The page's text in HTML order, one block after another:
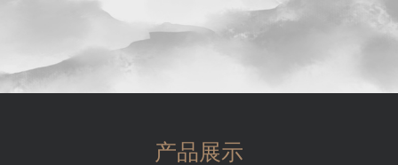
产品展示